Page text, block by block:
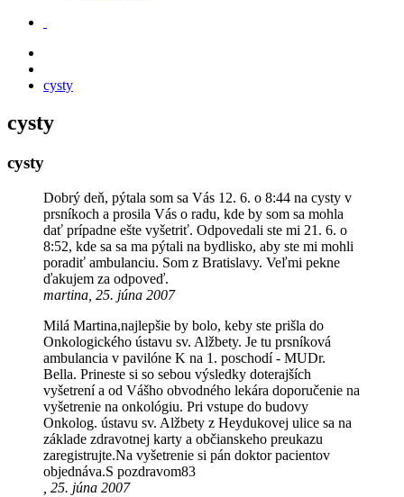
cysty
cysty
cysty
Dobrý deň, pýtala som sa Vás 12. 6. o 8:44 na cysty v
prsníkoch a prosila Vás o radu, kde by som sa mohla
dať prípadne ešte vyšetriť. Odpovedali ste mi 21. 6. o
8:52, kde sa sa ma pýtali na bydlisko, aby ste mi mohli
poradiť ambulanciu. Som z Bratislavy. Veľmi pekne
ďakujem za odpoveď.
martina, 25. júna 2007
Milá Martina,najlepšie by bolo, keby ste prišla do
Onkologického ústavu sv. Alžbety. Je tu prsníková
ambulancia v pavilóne K na 1. poschodí - MUDr.
Bella. Prineste si so sebou výsledky doterajších
vyšetrení a od Vášho obvodného lekára doporučenie na
vyšetrenie na onkológiu. Pri vstupe do budovy
Onkolog. ústavu sv. Alžbety z Heydukovej ulice sa na
základe zdravotnej karty a občianskeho preukazu
zaregistrujte.Na vyšetrenie si pán doktor pacientov
objednáva.S pozdravom83
, 25. júna 2007